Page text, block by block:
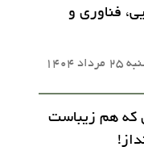
فناوری و
مرداد 1404
که هم زیباست